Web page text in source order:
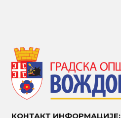
КОНТАКТ ИНФОРМАЦИЈЕ: